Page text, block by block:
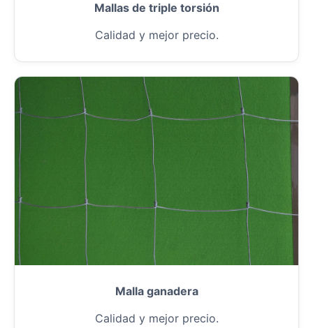
Mallas de triple torsión
Calidad y mejor precio.
Malla ganadera
Calidad y mejor precio.